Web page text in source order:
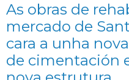
As obras de
mercado de
cara a unha
de cimentación